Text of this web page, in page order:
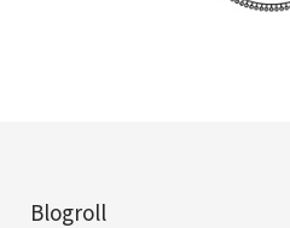
Blogroll